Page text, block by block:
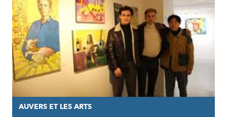
AUVERS ET LES ARTS